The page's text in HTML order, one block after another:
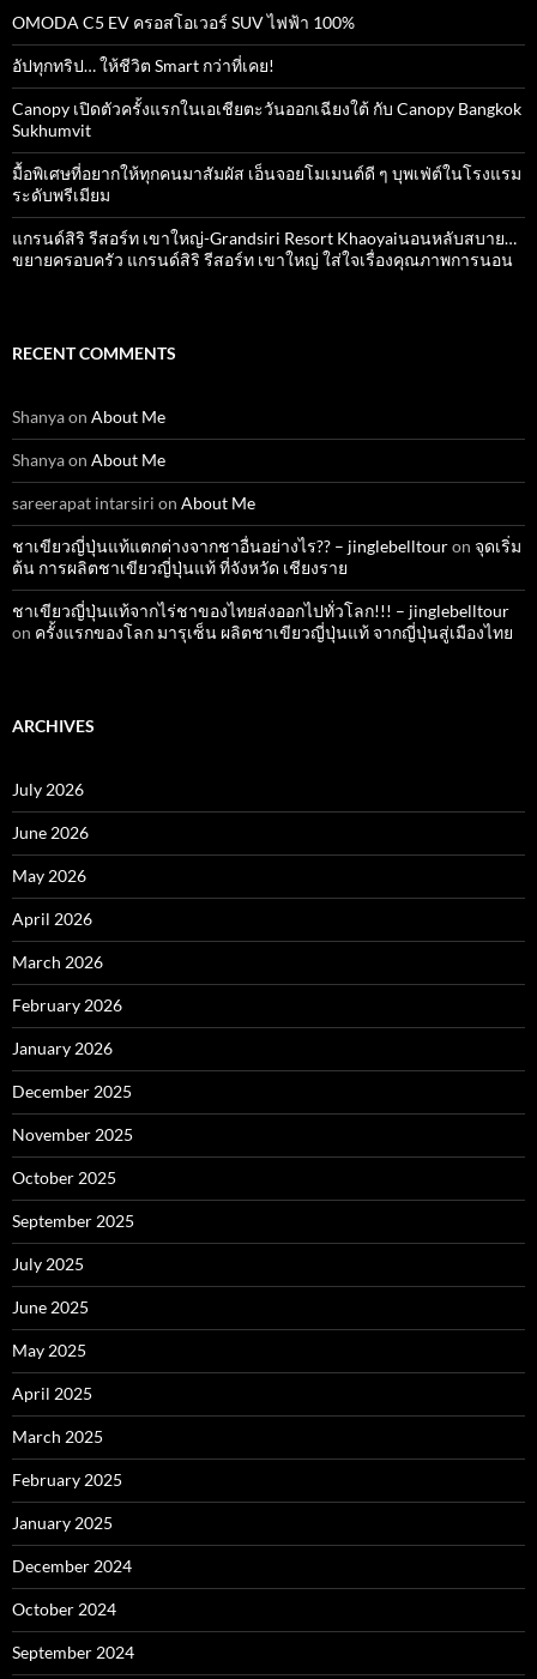
OMODA C5 EV ครอสโอเวอร์ SUV ไฟฟ้า 100%
อัปทุกทริป… ให้ชีวิต Smart กว่าที่เคย!
Canopy เปิดตัวครั้งแรกในเอเชียตะวันออกเฉียงใต้ กับ Canopy Bangkok
Sukhumvit
มื้อพิเศษที่อยากให้ทุกคนมาสัมผัส เอ็นจอยโมเมนต์ดี ๆ บุพเฟ่ต์ในโรงแรม
ระดับพรีเมียม
แกรนด์สิริ​ รีสอร์ท​ เขาใหญ่​-Grandsiri​ Resort​ Khaoyaiนอนหลับสบาย…
ขยายครอบครัว แกรนด์สิริ รีสอร์ท เขาใหญ่ ใส่ใจเรื่องคุณภาพการนอน
RECENT COMMENTS
Shanyaon About Me
Shanyaon About Me
sareerapat intarsiri on About Me
ชาเขียวญี่ปุ่นแท้แตกต่างจากชาอื่นอย่างไร?? – jinglebelltouron จุดเริ่ม
ต้น การผลิตชาเขียวญี่ปุ่นแท้ ที่จังหวัด เชียงราย
ชาเขียวญี่ปุ่นแท้จากไร่ชาของไทยส่งออกไปทั่วโลก!!! – jinglebelltour
on ครั้งแรกของโลก มารุเซ็น ผลิตชาเขียวญี่ปุ่นแท้ จากญี่ปุ่นสู่เมืองไทย
ARCHIVES
July 2026
June 2026
May 2026
April 2026
March 2026
February 2026
January 2026
December 2025
November 2025
October 2025
September 2025
July 2025
June 2025
May 2025
April 2025
March 2025
February 2025
January 2025
December 2024
October 2024
September 2024